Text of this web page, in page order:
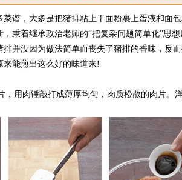
来能煎出这么好的味道来!
谱，大多是把猪排粘上干面粉裹上蛋液和面
秉着继承政治老师的“把复杂问题简单化”思
并没因为做法简单而丧失了猪排的香味，反
能煎出这么好的味道来!
，用肉锤敲打成薄厚均匀，肉质松散的肉片。